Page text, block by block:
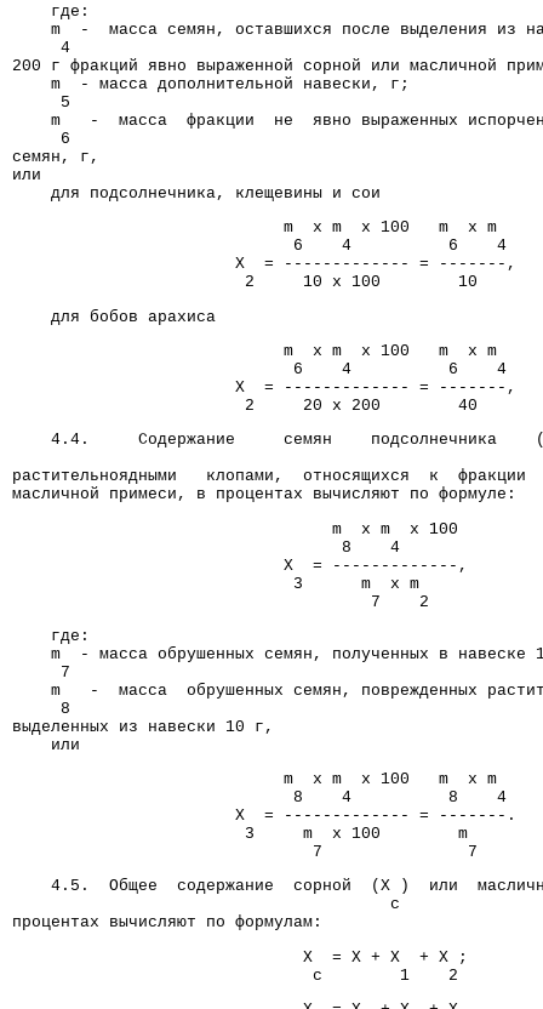
    где:
m  -  масса семян, оставшихся после выделения из
     4
200 г фракций явно выраженной сорной или масличной
    m  - масса дополнительной навески, г;
     5
m   -  масса  фракции  не  явно выраженных
     6
семян, г,
или
    для подсолнечника, клещевины и сои
                            m  x m  x 100   m  x m
                             6    4          6    4
                       X  = ------------- = -------,
                        2     10 x 100        10
    для бобов арахиса
                            m  x m  x 100   m  x m
                             6    4          6    4
                       X  = ------------- = -------,
                        2     20 x 200        40
4.4.     Содержание     семян    подсолнечника
растительноядными   клопами,  относящихся  к  фракции
масличной примеси, в процентах вычисляют по формуле:
                                 m  x m  x 100
                                  8    4
                            X  = -------------,
                             3      m  x m
                                     7    2
    где:
m  - масса обрушенных семян, полученных в навеске
     7
m   -  масса  обрушенных семян, поврежденных
     8
выделенных из навески 10 г,
    или
                            m  x m  x 100   m  x m
                             8    4          8    4
                       X  = ------------- = -------.
                        3     m  x 100        m
                               7               7
4.5.  Общее  содержание  сорной  (X )  или
с
процентах вычисляют по формулам:
                              X  = X + X  + X ;
                               с        1    2